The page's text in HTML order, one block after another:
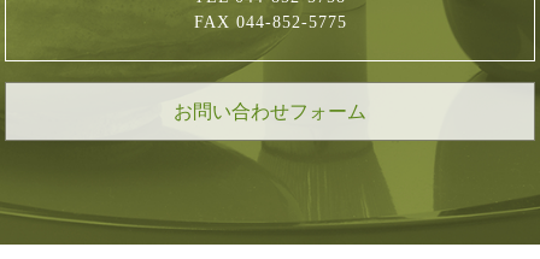
FAX 044-852-5775
お問い合わせフォーム